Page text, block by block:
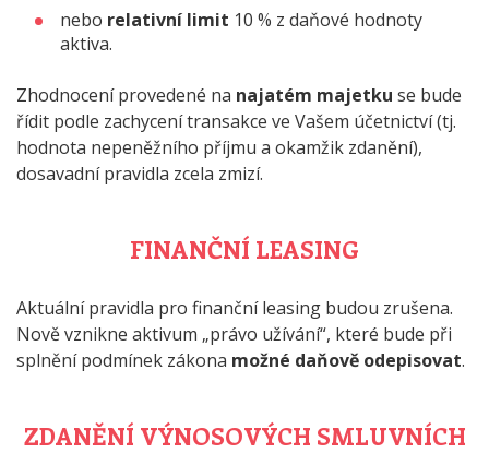
nebo relativní limit 10 % z daňové hodnoty
aktiva.
Zhodnocení provedené na najatém majetku se bude
řídit podle zachycení transakce ve Vašem účetnictví (tj.
hodnota nepeněžního příjmu a okamžik zdanění),
dosavadní pravidla zcela zmizí.
FINANČNÍ LEASING
Aktuální pravidla pro finanční leasing budou zrušena.
Nově vznikne aktivum „právo užívání“, které bude při
splnění podmínek zákona možné daňově odepisovat.
ZDANĚNÍ VÝNOSOVÝCH SMLUVNÍCH